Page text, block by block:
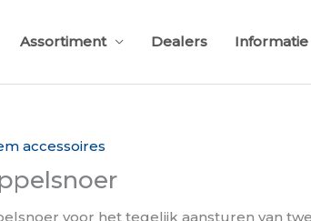
Assortiment Dealers Informatie
accessoires
voor het tegelijk aansturen van